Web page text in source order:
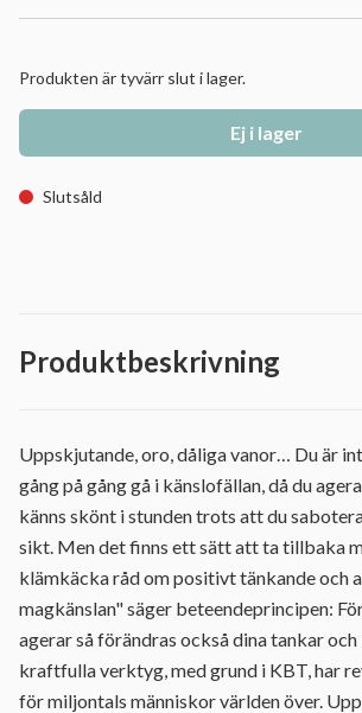
Produkten är tyvärr slut i lager.
Ej i lager
Slutsåld
Produktbeskrivning
Uppskjutande, oro, dåliga vanor… Du är
gång på gång gå i känslofällan, då du
känns skönt i stunden trots att du
sikt. Men det finns ett sätt att ta tillbaka
klämkäcka råd om positivt tänkande och
magkänslan" säger beteendeprincipen:
agerar så förändras också dina tankar
kraftfulla verktyg, med grund i KBT, har
för miljontals människor världen över.